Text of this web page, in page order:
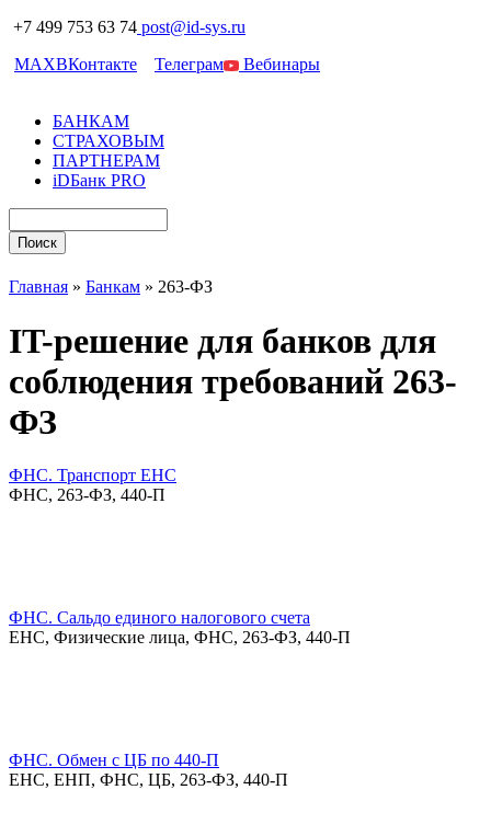
+7 499 753 63 74 post@id-sys.ru
MAXВКонтакте Телеграм Вебинары
БАНКАМ
СТРАХОВЫМ
ПАРТНЕРАМ
iDБанк PRO
Главная » Банкам » 263-ФЗ
IT-решение для банков для
соблюдения требований 263-
ФЗ
ФНС. Транспорт ЕНС
ФНС, 263-ФЗ, 440-П
ФНС. Сальдо единого налогового счета
ЕНС, Физические лица, ФНС, 263-ФЗ, 440-П
ФНС. Обмен с ЦБ по 440-П
ЕНС, ЕНП, ФНС, ЦБ, 263-ФЗ, 440-П